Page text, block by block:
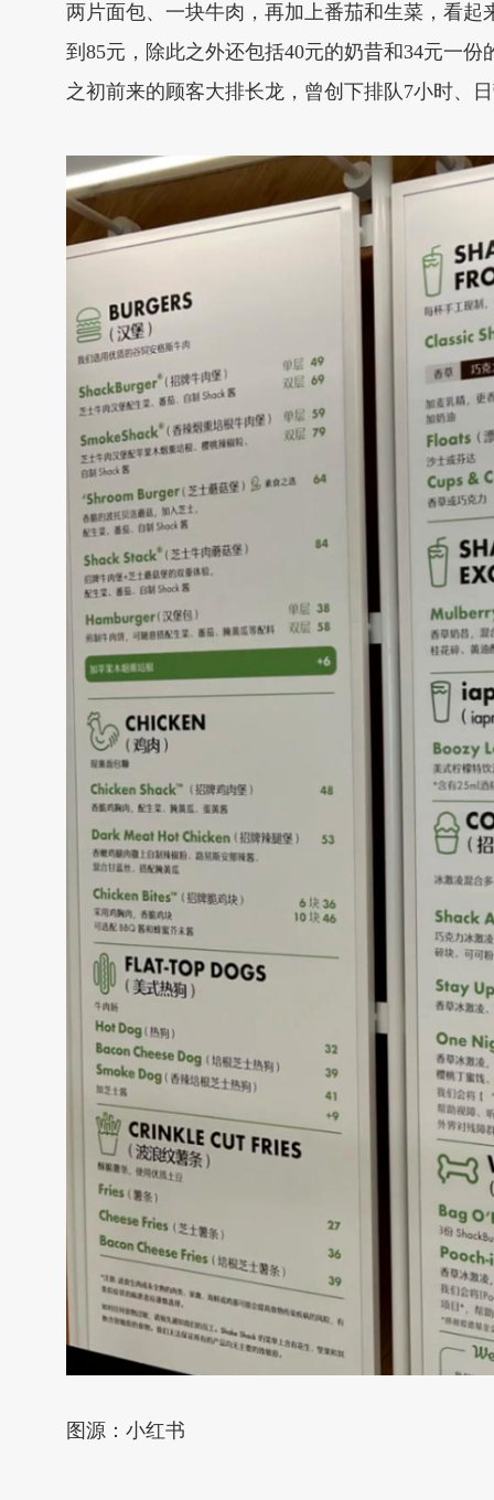
两片面包、一块牛肉，再加上番茄和生菜，看起
到85元，除此之外还包括40元的奶昔和34元一
之初前来的顾客大排长龙，曾创下排队7小时、
图源：小红书